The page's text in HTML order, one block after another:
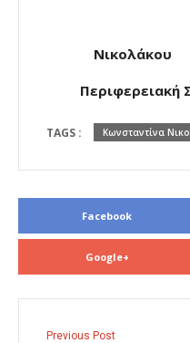
Περιφερειακή
TAGS : Κωνσταντίνα
Facebook
Google+
Previous Post